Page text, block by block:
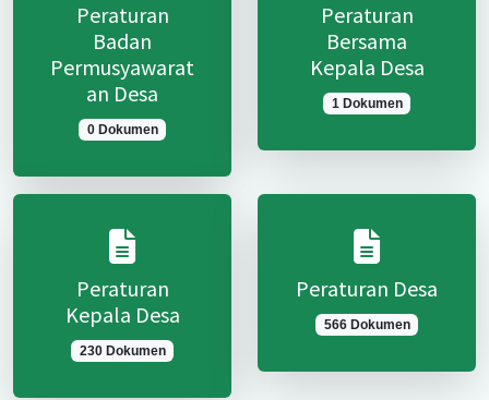
Peraturan
Badan
Permusyawarat
an Desa
0 Dokumen
Peraturan
Bersama
Kepala Desa
1 Dokumen
Peraturan
Kepala Desa
230 Dokumen
Peraturan Desa
566 Dokumen